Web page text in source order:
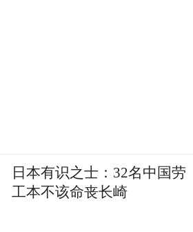
日本有识之士：32名中国劳
工本不该命丧长崎